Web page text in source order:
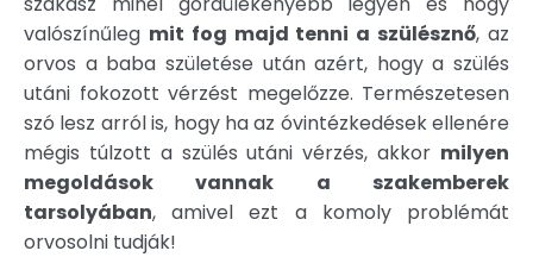
valószínűleg mit fog majd tenni a szülésznő, az
orvos a baba születése után azért, hogy a szülés
utáni fokozott vérzést megelőzze. Természetesen
szó lesz arról is, hogy ha az óvintézkedések ellenére
mégis túlzott a szülés utáni vérzés, akkor milyen
megoldások vannak a szakemberek
tarsolyában, amivel ezt a komoly problémát
orvosolni tudják!